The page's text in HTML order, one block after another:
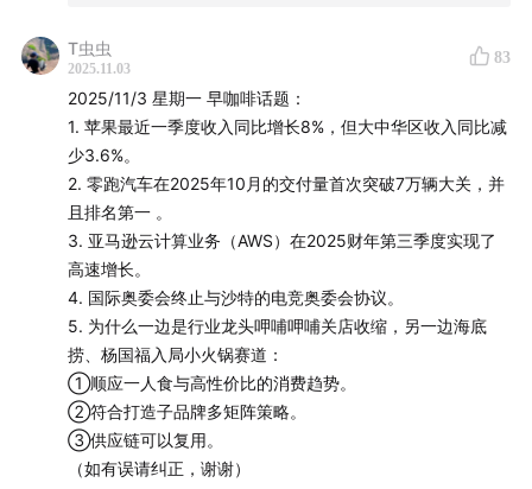
金典梦幻盖有机纯牛奶
金典限定呼伦贝尔有机纯牛奶
现在打开微信扫描下方海报中的二维码，进入「金典有机
生活+」小程序
可以解锁更多会员专属福利。
T虫虫
2025.11.03
83
2025/11/3 星期一 早咖啡话题：
1. 苹果最近一季度收入同比增长8%，但大中华区收入同比减
少3.6%。
2. 零跑汽车在2025年10月的交付量首次突破7万辆大关，并
且排名第一 。
3. 亚马逊云计算业务（AWS）在2025财年第三季度实现了
高速增长。
4. 国际奥委会终止与沙特的电竞奥委会协议。
5. 为什么一边是行业龙头呷哺呷哺关店收缩，另一边海底
捞、杨国福入局小火锅赛道：
①顺应一人食与高性价比的消费趋势。
②符合打造子品牌多矩阵策略。
③供应链可以复用。
（如有误请纠正，谢谢）